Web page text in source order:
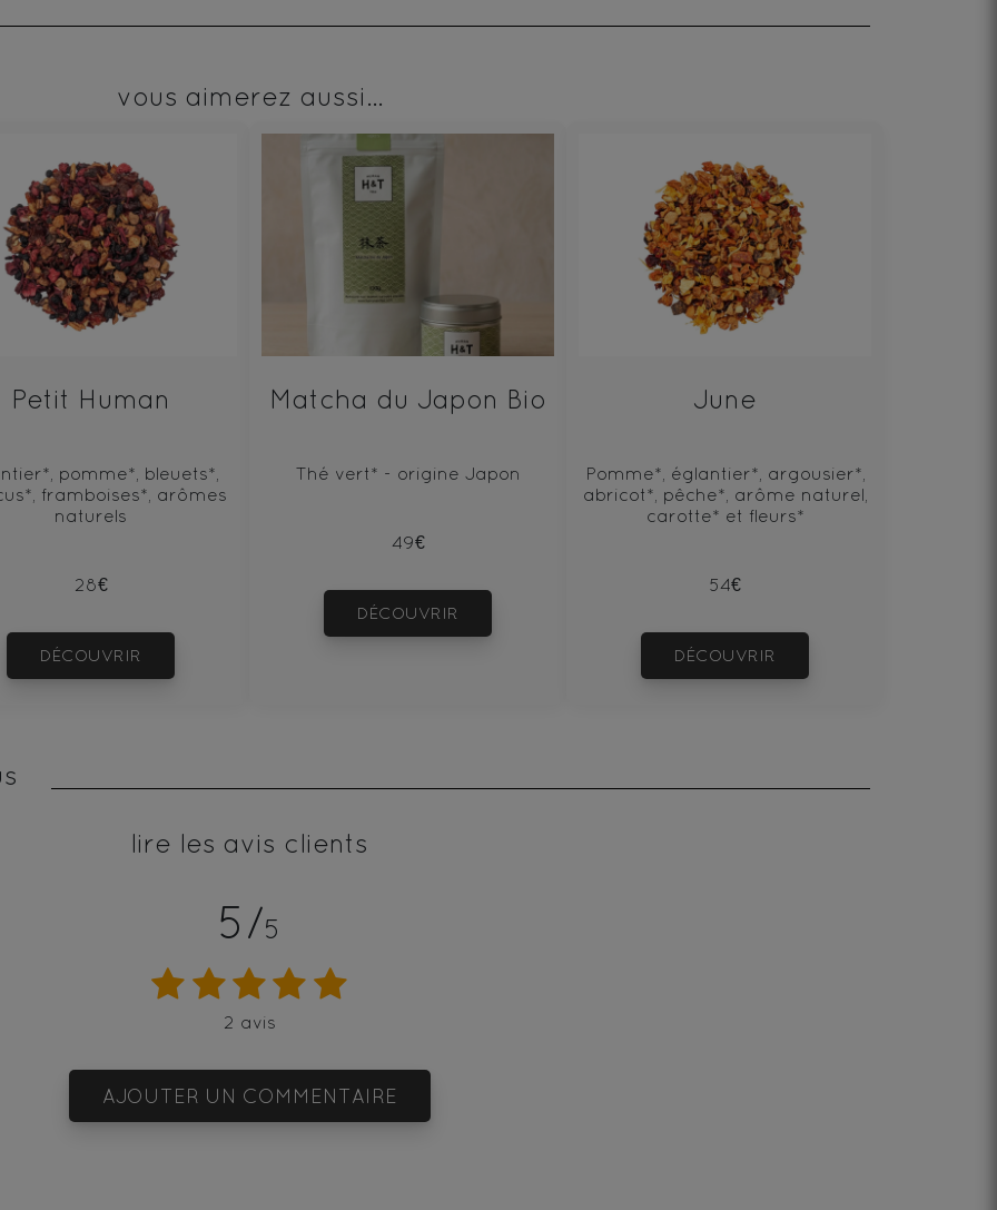
vous aimerez aussi...
Petit Human
pomme*, bleuets*,
framboises*, arômes
naturels
28€
DÉCOUVRIR
Matcha du Japon Bio
Thé vert* - origine Japon
49€
DÉCOUVRIR
June
Pomme*, églantier*, argousier*,
abricot*, pêche*, arôme naturel,
carotte* et fleurs*
54€
DÉCOUVRIR
lire les avis clients
5/5
2 avis
AJOUTER UN COMMENTAIRE